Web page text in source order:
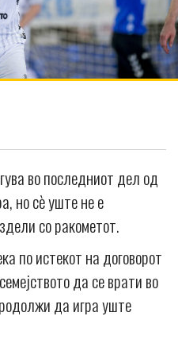
во последниот дел од
но сè уште не е
со ракометот.
по истекот на договорот
да се врати во
да игра уште